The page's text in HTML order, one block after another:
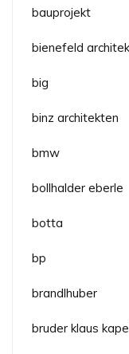
bauprojekt
bienefeld
big
binz architekten
bmw
bollhalder eberle
botta
bp
brandlhuber
bruder klaus